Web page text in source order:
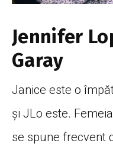
Jennifer
Garay
Janice este o
și JLo este.
se spune frecvent